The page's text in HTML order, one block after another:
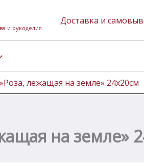
и рукоделия
Доставка и
лежащая на земле» 24х20см
на земле»